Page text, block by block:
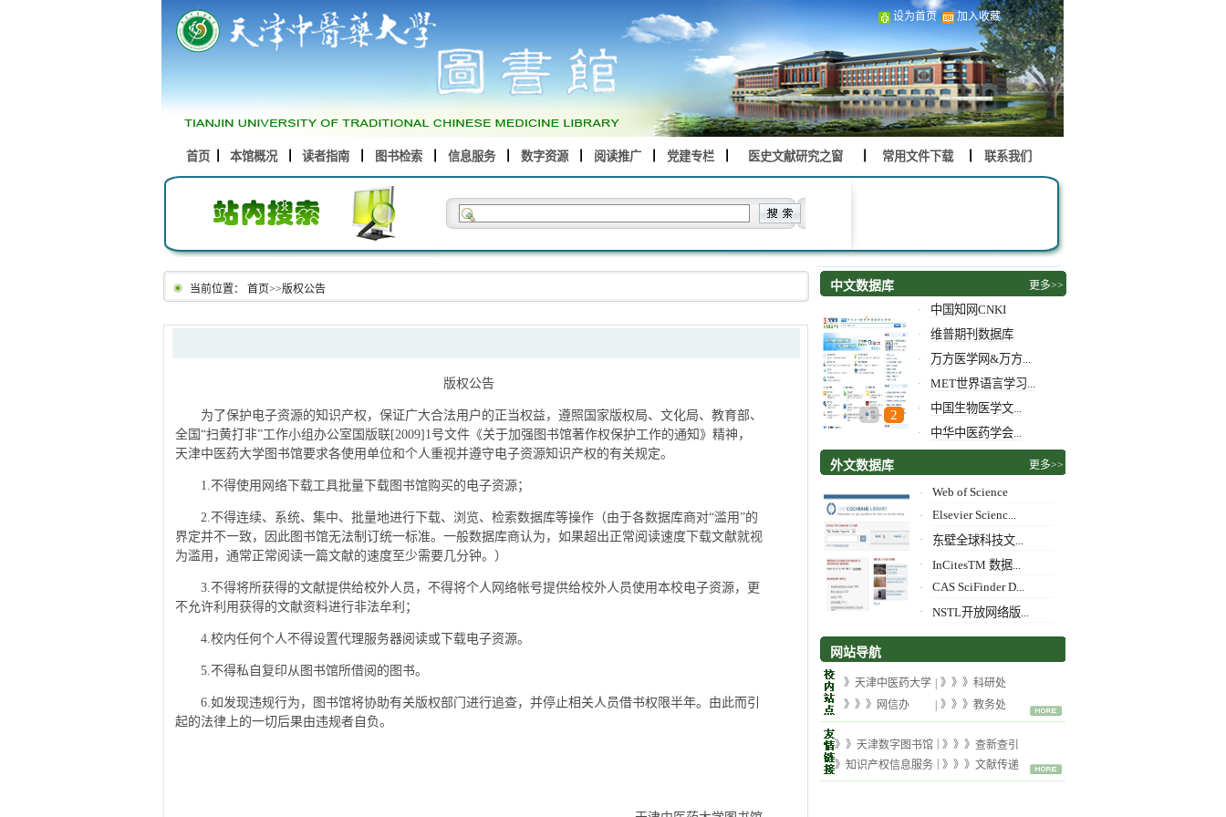
设为首页 加入收藏
首页 本馆概况 读者指南 图书检索 信息服务 数字资源 阅读推广 党建专栏 医史文献研究之窗 常用文件下载 联系我们
当前位置： 首页>>版权公告
版权公告
为了保护电子资源的知识产权，保证广大合法用户的正当权益，遵照国家版权局、文化局、教育部、
全国“扫黄打非”工作小组办公室国版联[2009]1号文件《关于加强图书馆著作权保护工作的通知》精神，
天津中医药大学图书馆要求各使用单位和个人重视并遵守电子资源知识产权的有关规定。
1.不得使用网络下载工具批量下载图书馆购买的电子资源；
2.不得连续、系统、集中、批量地进行下载、浏览、检索数据库等操作（由于各数据库商对“滥用”的
界定并不一致，因此图书馆无法制订统一标准。一般数据库商认为，如果超出正常阅读速度下载文献就视
为滥用，通常正常阅读一篇文献的速度至少需要几分钟。）
3.不得将所获得的文献提供给校外人员，不得将个人网络帐号提供给校外人员使用本校电子资源，更
不允许利用获得的文献资料进行非法牟利；
4.校内任何个人不得设置代理服务器阅读或下载电子资源。
5.不得私自复印从图书馆所借阅的图书。
6.如发现违规行为，图书馆将协助有关版权部门进行追查，并停止相关人员借书权限半年。由此而引
起的法律上的一切后果由违规者自负。
中文数据库 更多>>
1 2
· 中国知网CNKI
· 维普期刊数据库
· 万方医学网&万方...
· MET世界语言学习...
· 中国生物医学文...
· 中华中医药学会...
外文数据库 更多>>
· Web of Science
· Elsevier Scienc...
· 东壁全球科技文...
· InCitesTM 数据...
· CAS SciFinder D...
· NSTL开放网络版...
网站导航
》天津中医药大学
》》》科研处
》》》网信办
》》》教务处
》》天津数字图书馆
》》》查新查引
》知识产权信息服务
》》》文献传递